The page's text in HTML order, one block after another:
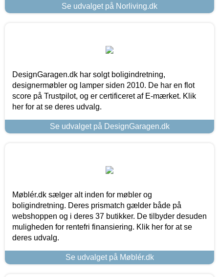
Se udvalget på Norliving.dk
DesignGaragen.dk har solgt boligindretning,
designermøbler og lamper siden 2010. De har en flot
score på Trustpilot, og er certificeret af E-mærket. Klik
her for at se deres udvalg.
Se udvalget på DesignGaragen.dk
Møblér.dk sælger alt inden for møbler og
boligindretning. Deres prismatch gælder både på
webshoppen og i deres 37 butikker. De tilbyder desuden
muligheden for rentefri finansiering. Klik her for at se
deres udvalg.
Se udvalget på Møblér.dk